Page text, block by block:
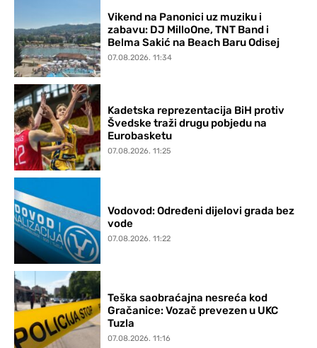
Vikend na Panonici uz muziku i
zabavu: DJ MilloOne, TNT Band i
Belma Sakić na Beach Baru Odisej
07.08.2026. 11:34
Kadetska reprezentacija BiH protiv
Švedske traži drugu pobjedu na
Eurobasketu
07.08.2026. 11:25
Vodovod: Određeni dijelovi grada bez
vode
07.08.2026. 11:22
Teška saobraćajna nesreća kod
Gračanice: Vozač prevezen u UKC
Tuzla
07.08.2026. 11:16